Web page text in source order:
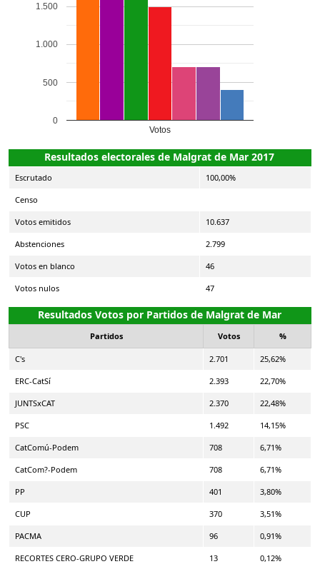
Votos
0
500
1.000
1.500
Resultados electorales de Malgrat de Mar 2017
Escrutado 100,00%
Censo
Votos emitidos 10.637
Abstenciones 2.799
Votos en blanco 46
Votos nulos 47
Resultados Votos por Partidos de Malgrat de Mar
Partidos Votos %
C's 2.701 25,62%
ERC-CatSí 2.393 22,70%
JUNTSxCAT 2.370 22,48%
PSC 1.492 14,15%
CatComú-Podem 708 6,71%
CatCom?-Podem 708 6,71%
PP 401 3,80%
CUP 370 3,51%
PACMA 96 0,91%
RECORTES CERO-GRUPO VERDE 13 0,12%